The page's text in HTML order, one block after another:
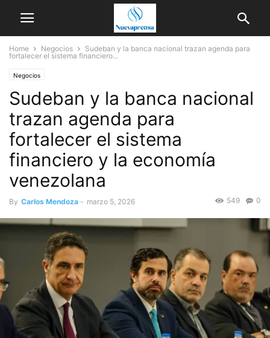
Home Negocios
Sudeban y la banca nacional trazan agenda para
fortalecer el sistema financiero...
Negocios
Sudeban y la banca nacional
trazan agenda para
fortalecer el sistema
financiero y la economía
venezolana
By Carlos Mendoza - marzo 5, 2026 0
549